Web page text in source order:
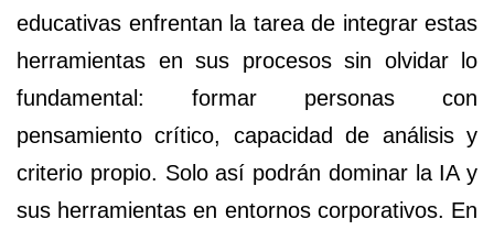
educativas enfrentan la tarea de integrar estas
herramientas en sus procesos sin olvidar lo
fundamental: formar personas con
pensamiento crítico, capacidad de análisis y
criterio propio. Solo así podrán dominar la IA y
sus herramientas en entornos corporativos. En